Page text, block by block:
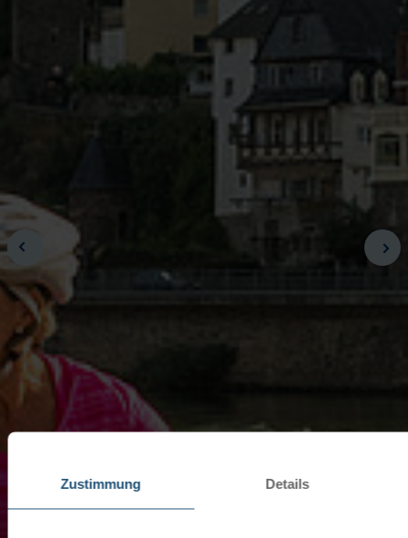
Zustimmung Details